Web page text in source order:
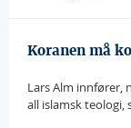
Koranen må
Lars Alm innfører,
all islamsk teologi,